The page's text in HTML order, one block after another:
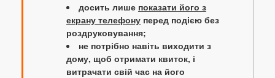
досить лише показати його з
екрану телефону перед подією без
роздруковування;
не потрібно навіть виходити з
дому, щоб отримати квиток, і
витрачати свій час на його